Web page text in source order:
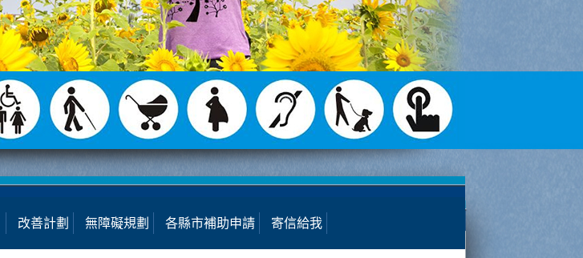
改善計劃 無障礙規劃 各縣市補助申請 寄信給我